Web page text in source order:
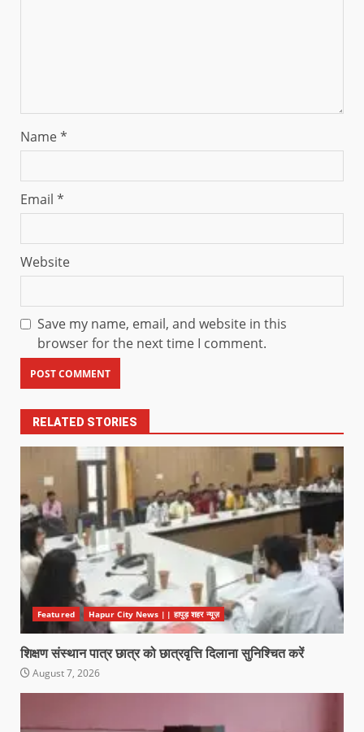
Name*
Email *
Website
Save my name, email, and website in this
browser for the next time I comment.
RELATED STORIES
Featured Hapur City News || हापुड़ शहर न्यूज़
शिक्षण संस्थान पात्र छात्र को छात्रवृत्ति दिलाना सुनिश्चित करें
August 7, 2026